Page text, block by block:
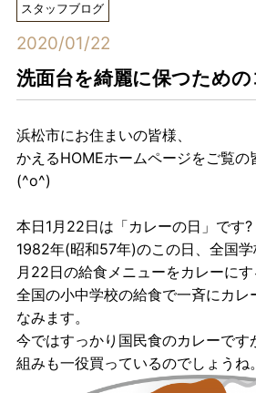
スタッフブログ
2020/01/22
洗面台を綺麗に保つための
浜松市にお住まいの皆様、
かえるHOMEホームページをご覧の
(^o^)
本日1月22日は「カレーの日」です?
1982年(昭和57年)のこの日、全国
月22日の給食メニューをカレーにす
全国の小中学校の給食で一斉にカレ
なみます。
今ではすっかり国民食のカレーです
組みも一役買っているのでしょうね。